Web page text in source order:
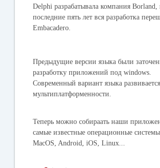
Delphi разрабатывала компания Borland,
последние пять лет вся разработка
Embacadero.
Предыдущие версии языка были
разработку приложений под windows.
Современный вариант языка
мультиплатформенности.
Теперь можно собираать наши
самые известные операционные
MacOS, Android, iOS, Linux...